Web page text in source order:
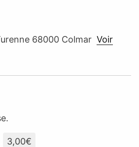
68000 Colmar Voir
3,00€